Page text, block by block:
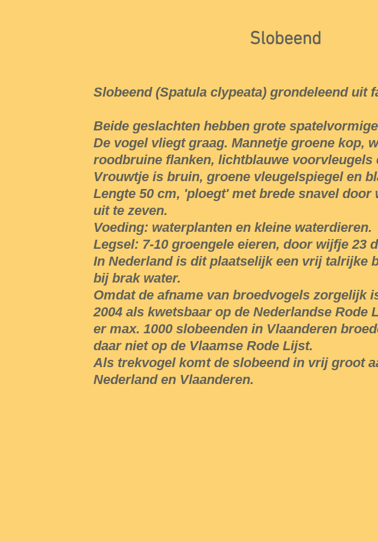
Slobeend
Slobeend (Spatula clypeata) grondeleend uit
Beide geslachten hebben grote
De vogel vliegt graag. Mannetje groene kop,
roodbruine flanken, lichtblauwe voorvleugels
Vrouwtje is bruin, groene vleugelspiegel en
Lengte 50 cm, 'ploegt' met brede snavel door
uit te zeven.
Voeding: waterplanten en kleine waterdieren.
Legsel: 7-10 groengele eieren, door wijfje 23
In Nederland is dit plaatselijk een vrij talrijke
bij brak water.
Omdat de afname van broedvogels zorgelijk
2004 als kwetsbaar op de Nederlandse Rode
er max. 1000 slobeenden in Vlaanderen
daar niet op de Vlaamse Rode Lijst.
Als trekvogel komt de slobeend in vrij groot
Nederland en Vlaanderen.